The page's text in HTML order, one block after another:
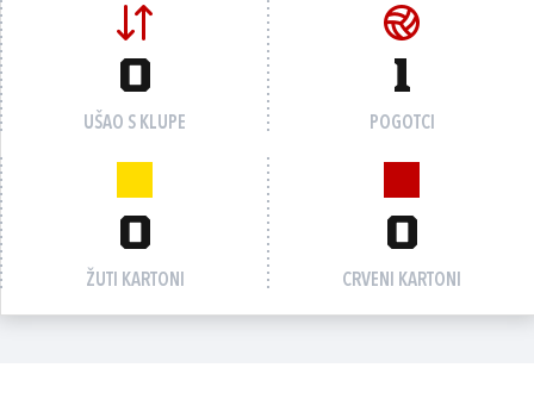
0
UŠAO S KLUPE
1
POGOTCI
0
ŽUTI KARTONI
0
CRVENI KARTONI